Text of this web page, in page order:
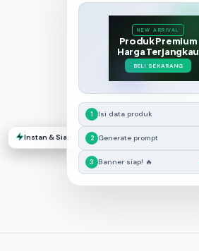
NEW ARRIVAL
Produk Premium
Harga Terjangkau
BELI SEKARANG
1 Isi data produk
2 Generate prompt
3 Banner siap! 🔥
Instan & Siap